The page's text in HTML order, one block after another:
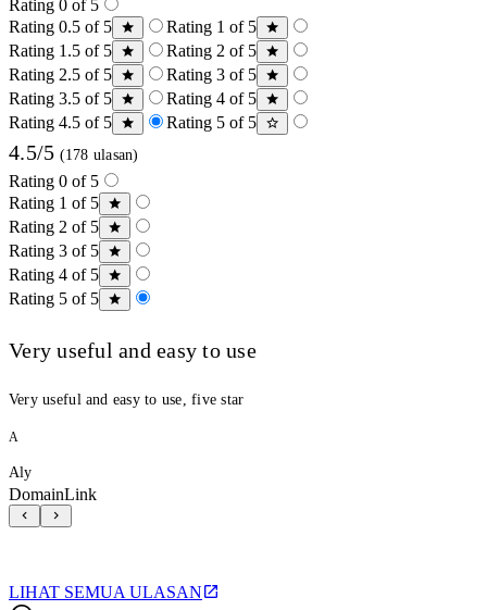
Rating 0 of 5
Rating 0.5 of 5
Rating 1 of 5
Rating 1.5 of 5
Rating 2 of 5
Rating 2.5 of 5
Rating 3 of 5
Rating 3.5 of 5
Rating 4 of 5
Rating 4.5 of 5
Rating 5 of 5
4.5/5 (178 ulasan)
Rating 0 of 5
Rating 1 of 5
Rating 2 of 5
Rating 3 of 5
Rating 4 of 5
Rating 5 of 5
Very useful and easy to use
Very useful and easy to use, five star
A
Aly
DomainLink
LIHAT SEMUA ULASAN